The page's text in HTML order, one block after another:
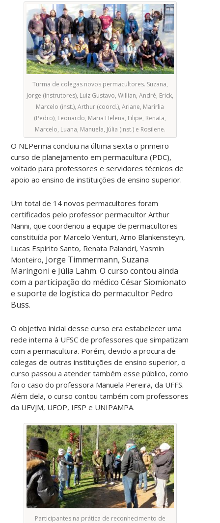
Turma de colegas novos permacultores. Suzana,
Jorge (instrutores), Luiz Gustavo, Willian, André, Erick,
Marcelo (inst.), Arthur (coord.), Ariane, Marírlia
(Pedro), Leonardo, Maria Helena, Filipe, Renata,
Marcelo, Luana, Manuela, Júlia (inst.) e Rosilene.
O NEPerma concluiu na última sexta o primeiro
curso de planejamento em permacultura (PDC),
voltado para professores e servidores técnicos de
apoio ao ensino de instituições de ensino superior.
Um total de 14 novos permacultores foram
certificados pelo professor permacultor Arthur
Nanni, que coordenou a equipe de permacultores
constituída por Marcelo Venturi, Arno Blankensteyn,
Lucas Espírito Santo, Renata Palandri, Yasmin
Monteiro, Jorge Timmermann, Suzana
Maringoni e Júlia Lahm. O curso contou ainda
com a participação do médico César Siomionato
e suporte de logística do permacultor Pedro
Buss.
O objetivo inicial desse curso era estabelecer uma
rede interna à UFSC de professores que simpatizam
com a permacultura. Porém, devido a procura de
colegas de outras instituições de ensino superior, o
curso passou a atender também esse público, como
foi o caso do professora Manuela Pereira, da UFFS.
Além dela, o curso contou também com professores
da UFVJM, UFOP, IFSP e UNIPAMPA.
Participantes na prática de reconhecimento de